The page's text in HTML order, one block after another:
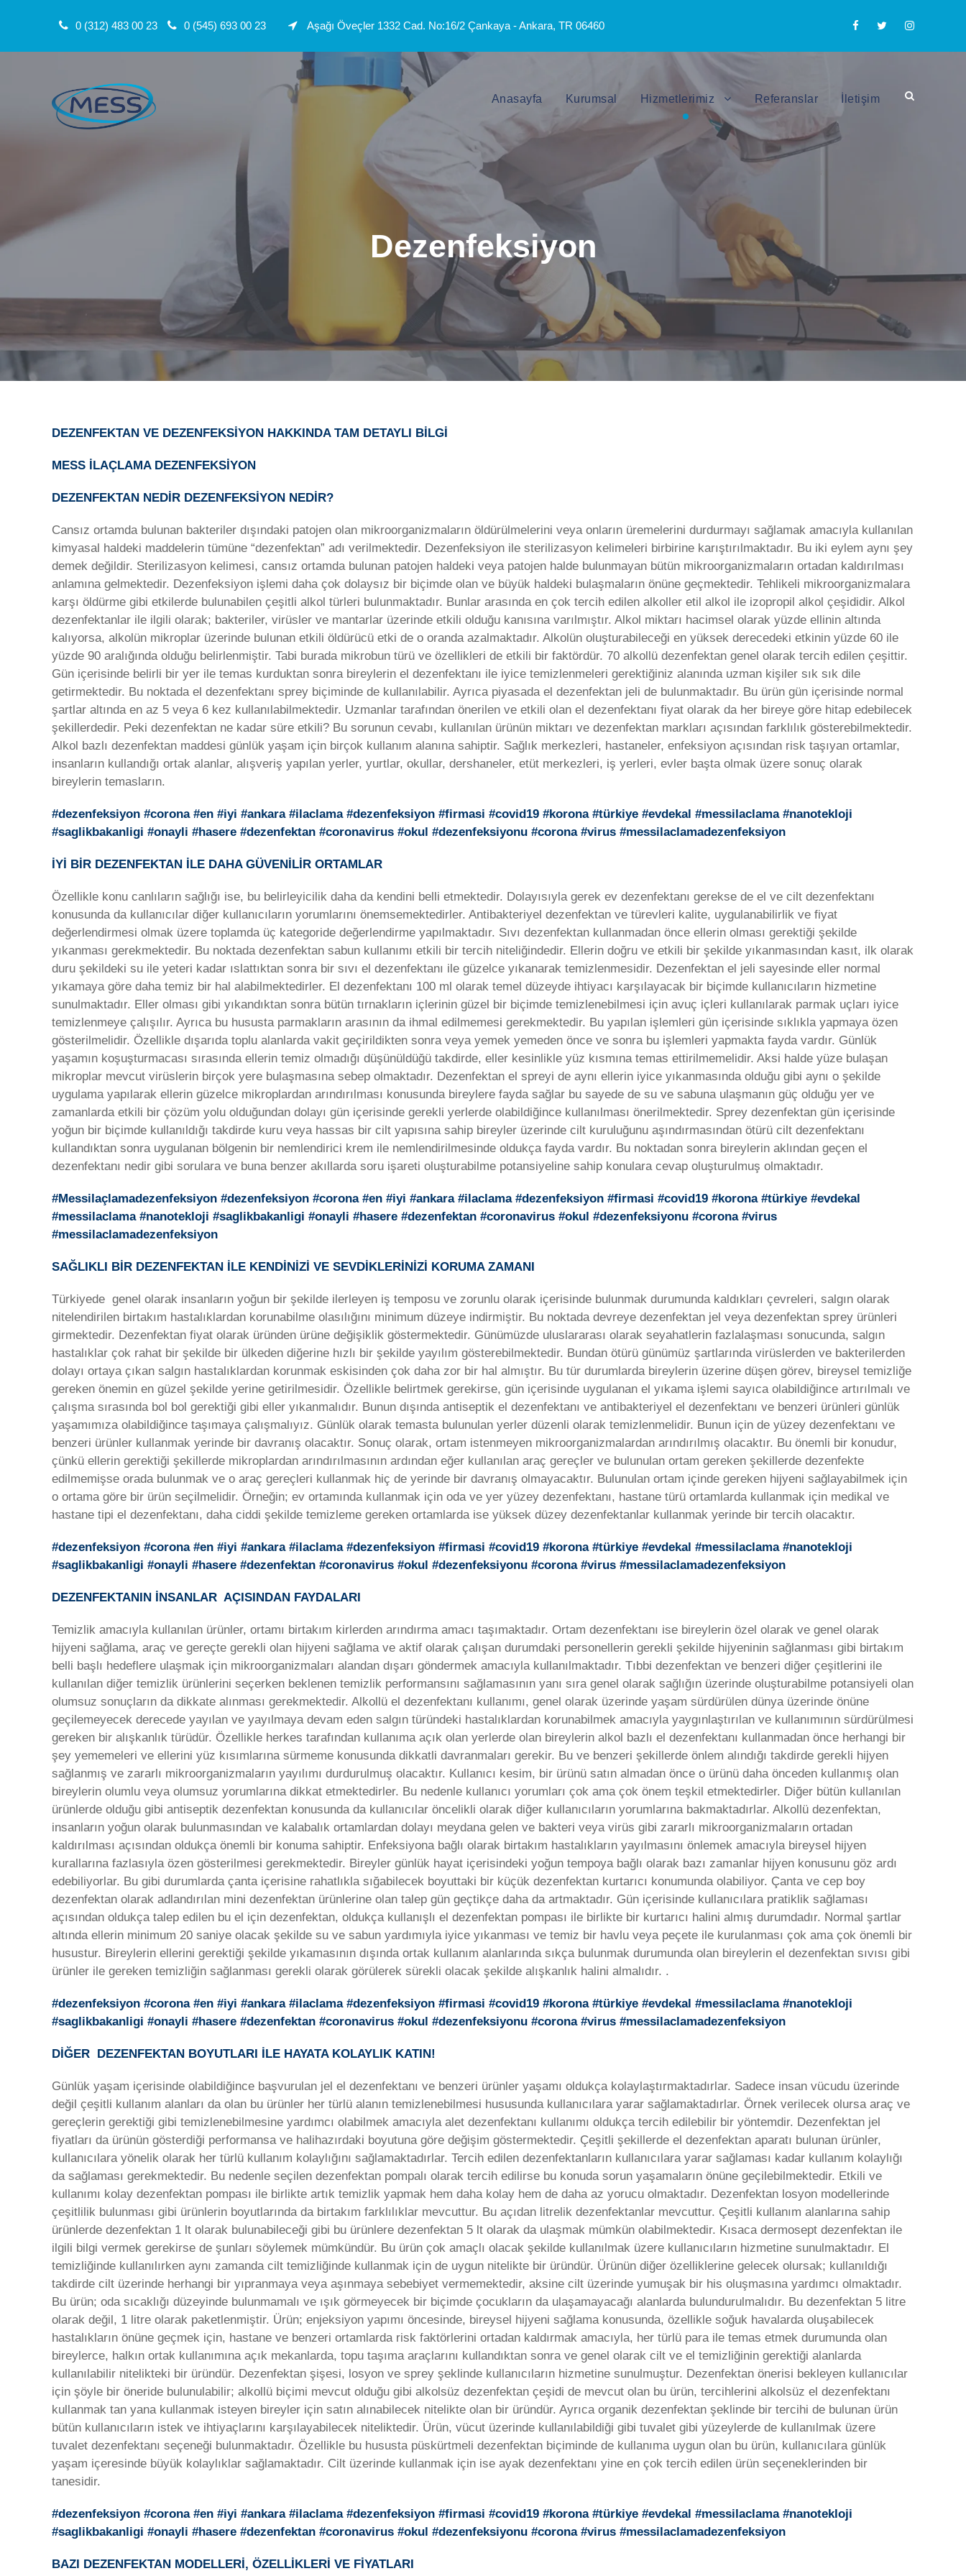
0 (312) 483 00 23 0 (545) 693 00 23 Aşağı Öveçler 1332 Cad. No:16/2 Çankaya - Ankara, TR 06460
Anasayfa Kurumsal Hizmetlerimiz Referanslar İletişim
Dezenfeksiyon
DEZENFEKTAN VE DEZENFEKSİYON HAKKINDA TAM DETAYLI BİLGİ
MESS İLAÇLAMA DEZENFEKSİYON
DEZENFEKTAN NEDİR DEZENFEKSİYON NEDİR?
Cansız ortamda bulunan bakteriler dışındaki patojen olan mikroorganizmaların öldürülmelerini veya onların üremelerini durdurmayı sağlamak amacıyla kullanılan
kimyasal haldeki maddelerin tümüne “dezenfektan” adı verilmektedir. Dezenfeksiyon ile sterilizasyon kelimeleri birbirine karıştırılmaktadır. Bu iki eylem aynı şey
demek değildir. Sterilizasyon kelimesi, cansız ortamda bulunan patojen haldeki veya patojen halde bulunmayan bütün mikroorganizmaların ortadan kaldırılması
anlamına gelmektedir. Dezenfeksiyon işlemi daha çok dolaysız bir biçimde olan ve büyük haldeki bulaşmaların önüne geçmektedir. Tehlikeli mikroorganizmalara
karşı öldürme gibi etkilerde bulunabilen çeşitli alkol türleri bulunmaktadır. Bunlar arasında en çok tercih edilen alkoller etil alkol ile izopropil alkol çeşididir. Alkol
dezenfektanlar ile ilgili olarak; bakteriler, virüsler ve mantarlar üzerinde etkili olduğu kanısına varılmıştır. Alkol miktarı hacimsel olarak yüzde ellinin altında
kalıyorsa, alkolün mikroplar üzerinde bulunan etkili öldürücü etki de o oranda azalmaktadır. Alkolün oluşturabileceği en yüksek derecedeki etkinin yüzde 60 ile
yüzde 90 aralığında olduğu belirlenmiştir. Tabi burada mikrobun türü ve özellikleri de etkili bir faktördür. 70 alkollü dezenfektan genel olarak tercih edilen çeşittir.
Gün içerisinde belirli bir yer ile temas kurduktan sonra bireylerin el dezenfektanı ile iyice temizlenmeleri gerektiğiniz alanında uzman kişiler sık sık dile
getirmektedir. Bu noktada el dezenfektanı sprey biçiminde de kullanılabilir. Ayrıca piyasada el dezenfektan jeli de bulunmaktadır. Bu ürün gün içerisinde normal
şartlar altında en az 5 veya 6 kez kullanılabilmektedir. Uzmanlar tarafından önerilen ve etkili olan el dezenfektanı fiyat olarak da her bireye göre hitap edebilecek
şekillerdedir. Peki dezenfektan ne kadar süre etkili? Bu sorunun cevabı, kullanılan ürünün miktarı ve dezenfektan markları açısından farklılık gösterebilmektedir.
Alkol bazlı dezenfektan maddesi günlük yaşam için birçok kullanım alanına sahiptir. Sağlık merkezleri, hastaneler, enfeksiyon açısından risk taşıyan ortamlar,
insanların kullandığı ortak alanlar, alışveriş yapılan yerler, yurtlar, okullar, dershaneler, etüt merkezleri, iş yerleri, evler başta olmak üzere sonuç olarak
bireylerin temasların.
#dezenfeksiyon #corona #en #iyi #ankara #ilaclama #dezenfeksiyon #firmasi #covid19 #korona #türkiye #evdekal #messilaclama #nanotekloji
#saglikbakanligi #onayli #hasere #dezenfektan #coronavirus #okul #dezenfeksiyonu #corona #virus #messilaclamadezenfeksiyon
İYİ BİR DEZENFEKTAN İLE DAHA GÜVENİLİR ORTAMLAR
Özellikle konu canlıların sağlığı ise, bu belirleyicilik daha da kendini belli etmektedir. Dolayısıyla gerek ev dezenfektanı gerekse de el ve cilt dezenfektanı
konusunda da kullanıcılar diğer kullanıcıların yorumlarını önemsemektedirler. Antibakteriyel dezenfektan ve türevleri kalite, uygulanabilirlik ve fiyat
değerlendirmesi olmak üzere toplamda üç kategoride değerlendirme yapılmaktadır. Sıvı dezenfektan kullanmadan önce ellerin olması gerektiği şekilde
yıkanması gerekmektedir. Bu noktada dezenfektan sabun kullanımı etkili bir tercih niteliğindedir. Ellerin doğru ve etkili bir şekilde yıkanmasından kasıt, ilk olarak
duru şekildeki su ile yeteri kadar ıslattıktan sonra bir sıvı el dezenfektanı ile güzelce yıkanarak temizlenmesidir. Dezenfektan el jeli sayesinde eller normal
yıkamaya göre daha temiz bir hal alabilmektedirler. El dezenfektanı 100 ml olarak temel düzeyde ihtiyacı karşılayacak bir biçimde kullanıcıların hizmetine
sunulmaktadır. Eller olması gibi yıkandıktan sonra bütün tırnakların içlerinin güzel bir biçimde temizlenebilmesi için avuç içleri kullanılarak parmak uçları iyice
temizlenmeye çalışılır. Ayrıca bu hususta parmakların arasının da ihmal edilmemesi gerekmektedir. Bu yapılan işlemleri gün içerisinde sıklıkla yapmaya özen
gösterilmelidir. Özellikle dışarıda toplu alanlarda vakit geçirildikten sonra veya yemek yemeden önce ve sonra bu işlemleri yapmakta fayda vardır. Günlük
yaşamın koşuşturmacası sırasında ellerin temiz olmadığı düşünüldüğü takdirde, eller kesinlikle yüz kısmına temas ettirilmemelidir. Aksi halde yüze bulaşan
mikroplar mevcut virüslerin birçok yere bulaşmasına sebep olmaktadır. Dezenfektan el spreyi de aynı ellerin iyice yıkanmasında olduğu gibi aynı o şekilde
uygulama yapılarak ellerin güzelce mikroplardan arındırılması konusunda bireylere fayda sağlar bu sayede de su ve sabuna ulaşmanın güç olduğu yer ve
zamanlarda etkili bir çözüm yolu olduğundan dolayı gün içerisinde gerekli yerlerde olabildiğince kullanılması önerilmektedir. Sprey dezenfektan gün içerisinde
yoğun bir biçimde kullanıldığı takdirde kuru veya hassas bir cilt yapısına sahip bireyler üzerinde cilt kuruluğunu aşındırmasından ötürü cilt dezenfektanı
kullandıktan sonra uygulanan bölgenin bir nemlendirici krem ile nemlendirilmesinde oldukça fayda vardır. Bu noktadan sonra bireylerin aklından geçen el
dezenfektanı nedir gibi sorulara ve buna benzer akıllarda soru işareti oluşturabilme potansiyeline sahip konulara cevap oluşturulmuş olmaktadır.
#Messilaçlamadezenfeksiyon #dezenfeksiyon #corona #en #iyi #ankara #ilaclama #dezenfeksiyon #firmasi #covid19 #korona #türkiye #evdekal
#messilaclama #nanotekloji #saglikbakanligi #onayli #hasere #dezenfektan #coronavirus #okul #dezenfeksiyonu #corona #virus
#messilaclamadezenfeksiyon
SAĞLIKLI BİR DEZENFEKTAN İLE KENDİNİZİ VE SEVDİKLERİNİZİ KORUMA ZAMANI
Türkiyede genel olarak insanların yoğun bir şekilde ilerleyen iş temposu ve zorunlu olarak içerisinde bulunmak durumunda kaldıkları çevreleri, salgın olarak
nitelendirilen birtakım hastalıklardan korunabilme olasılığını minimum düzeye indirmiştir. Bu noktada devreye dezenfektan jel veya dezenfektan sprey ürünleri
girmektedir. Dezenfektan fiyat olarak üründen ürüne değişiklik göstermektedir. Günümüzde uluslararası olarak seyahatlerin fazlalaşması sonucunda, salgın
hastalıklar çok rahat bir şekilde bir ülkeden diğerine hızlı bir şekilde yayılım gösterebilmektedir. Bundan ötürü günümüz şartlarında virüslerden ve bakterilerden
dolayı ortaya çıkan salgın hastalıklardan korunmak eskisinden çok daha zor bir hal almıştır. Bu tür durumlarda bireylerin üzerine düşen görev, bireysel temizliğe
gereken önemin en güzel şekilde yerine getirilmesidir. Özellikle belirtmek gerekirse, gün içerisinde uygulanan el yıkama işlemi sayıca olabildiğince artırılmalı ve
çalışma sırasında bol bol gerektiği gibi eller yıkanmalıdır. Bunun dışında antiseptik el dezenfektanı ve antibakteriyel el dezenfektanı ve benzeri ürünleri günlük
yaşamımıza olabildiğince taşımaya çalışmalıyız. Günlük olarak temasta bulunulan yerler düzenli olarak temizlenmelidir. Bunun için de yüzey dezenfektanı ve
benzeri ürünler kullanmak yerinde bir davranış olacaktır. Sonuç olarak, ortam istenmeyen mikroorganizmalardan arındırılmış olacaktır. Bu önemli bir konudur,
çünkü ellerin gerektiği şekillerde mikroplardan arındırılmasının ardından eğer kullanılan araç gereçler ve bulunulan ortam gereken şekillerde dezenfekte
edilmemişse orada bulunmak ve o araç gereçleri kullanmak hiç de yerinde bir davranış olmayacaktır. Bulunulan ortam içinde gereken hijyeni sağlayabilmek için
o ortama göre bir ürün seçilmelidir. Örneğin; ev ortamında kullanmak için oda ve yer yüzey dezenfektanı, hastane türü ortamlarda kullanmak için medikal ve
hastane tipi el dezenfektanı, daha ciddi şekilde temizleme gereken ortamlarda ise yüksek düzey dezenfektanlar kullanmak yerinde bir tercih olacaktır.
#dezenfeksiyon #corona #en #iyi #ankara #ilaclama #dezenfeksiyon #firmasi #covid19 #korona #türkiye #evdekal #messilaclama #nanotekloji
#saglikbakanligi #onayli #hasere #dezenfektan #coronavirus #okul #dezenfeksiyonu #corona #virus #messilaclamadezenfeksiyon
DEZENFEKTANIN İNSANLAR AÇISINDAN FAYDALARI
Temizlik amacıyla kullanılan ürünler, ortamı birtakım kirlerden arındırma amacı taşımaktadır. Ortam dezenfektanı ise bireylerin özel olarak ve genel olarak
hijyeni sağlama, araç ve gereçte gerekli olan hijyeni sağlama ve aktif olarak çalışan durumdaki personellerin gerekli şekilde hijyeninin sağlanması gibi birtakım
belli başlı hedeflere ulaşmak için mikroorganizmaları alandan dışarı göndermek amacıyla kullanılmaktadır. Tıbbi dezenfektan ve benzeri diğer çeşitlerini ile
kullanılan diğer temizlik ürünlerini seçerken beklenen temizlik performansını sağlamasının yanı sıra genel olarak sağlığın üzerinde oluşturabilme potansiyeli olan
olumsuz sonuçların da dikkate alınması gerekmektedir. Alkollü el dezenfektanı kullanımı, genel olarak üzerinde yaşam sürdürülen dünya üzerinde önüne
geçilemeyecek derecede yayılan ve yayılmaya devam eden salgın türündeki hastalıklardan korunabilmek amacıyla yaygınlaştırılan ve kullanımının sürdürülmesi
gereken bir alışkanlık türüdür. Özellikle herkes tarafından kullanıma açık olan yerlerde olan bireylerin alkol bazlı el dezenfektanı kullanmadan önce herhangi bir
şey yememeleri ve ellerini yüz kısımlarına sürmeme konusunda dikkatli davranmaları gerekir. Bu ve benzeri şekillerde önlem alındığı takdirde gerekli hijyen
sağlanmış ve zararlı mikroorganizmaların yayılımı durdurulmuş olacaktır. Kullanıcı kesim, bir ürünü satın almadan önce o ürünü daha önceden kullanmış olan
bireylerin olumlu veya olumsuz yorumlarına dikkat etmektedirler. Bu nedenle kullanıcı yorumları çok ama çok önem teşkil etmektedirler. Diğer bütün kullanılan
ürünlerde olduğu gibi antiseptik dezenfektan konusunda da kullanıcılar öncelikli olarak diğer kullanıcıların yorumlarına bakmaktadırlar. Alkollü dezenfektan,
insanların yoğun olarak bulunmasından ve kalabalık ortamlardan dolayı meydana gelen ve bakteri veya virüs gibi zararlı mikroorganizmaların ortadan
kaldırılması açısından oldukça önemli bir konuma sahiptir. Enfeksiyona bağlı olarak birtakım hastalıkların yayılmasını önlemek amacıyla bireysel hijyen
kurallarına fazlasıyla özen gösterilmesi gerekmektedir. Bireyler günlük hayat içerisindeki yoğun tempoya bağlı olarak bazı zamanlar hijyen konusunu göz ardı
edebiliyorlar. Bu gibi durumlarda çanta içerisine rahatlıkla sığabilecek boyuttaki bir küçük dezenfektan kurtarıcı konumunda olabiliyor. Çanta ve cep boy
dezenfektan olarak adlandırılan mini dezenfektan ürünlerine olan talep gün geçtikçe daha da artmaktadır. Gün içerisinde kullanıcılara pratiklik sağlaması
açısından oldukça talep edilen bu el için dezenfektan, oldukça kullanışlı el dezenfektan pompası ile birlikte bir kurtarıcı halini almış durumdadır. Normal şartlar
altında ellerin minimum 20 saniye olacak şekilde su ve sabun yardımıyla iyice yıkanması ve temiz bir havlu veya peçete ile kurulanması çok ama çok önemli bir
husustur. Bireylerin ellerini gerektiği şekilde yıkamasının dışında ortak kullanım alanlarında sıkça bulunmak durumunda olan bireylerin el dezenfektan sıvısı gibi
ürünler ile gereken temizliğin sağlanması gerekli olarak görülerek sürekli olacak şekilde alışkanlık halini almalıdır. .
#dezenfeksiyon #corona #en #iyi #ankara #ilaclama #dezenfeksiyon #firmasi #covid19 #korona #türkiye #evdekal #messilaclama #nanotekloji
#saglikbakanligi #onayli #hasere #dezenfektan #coronavirus #okul #dezenfeksiyonu #corona #virus #messilaclamadezenfeksiyon
DİĞER DEZENFEKTAN BOYUTLARI İLE HAYATA KOLAYLIK KATIN!
Günlük yaşam içerisinde olabildiğince başvurulan jel el dezenfektanı ve benzeri ürünler yaşamı oldukça kolaylaştırmaktadırlar. Sadece insan vücudu üzerinde
değil çeşitli kullanım alanları da olan bu ürünler her türlü alanın temizlenebilmesi hususunda kullanıcılara yarar sağlamaktadırlar. Örnek verilecek olursa araç ve
gereçlerin gerektiği gibi temizlenebilmesine yardımcı olabilmek amacıyla alet dezenfektanı kullanımı oldukça tercih edilebilir bir yöntemdir. Dezenfektan jel
fiyatları da ürünün gösterdiği performansa ve halihazırdaki boyutuna göre değişim göstermektedir. Çeşitli şekillerde el dezenfektan aparatı bulunan ürünler,
kullanıcılara yönelik olarak her türlü kullanım kolaylığını sağlamaktadırlar. Tercih edilen dezenfektanların kullanıcılara yarar sağlaması kadar kullanım kolaylığı
da sağlaması gerekmektedir. Bu nedenle seçilen dezenfektan pompalı olarak tercih edilirse bu konuda sorun yaşamaların önüne geçilebilmektedir. Etkili ve
kullanımı kolay dezenfektan pompası ile birlikte artık temizlik yapmak hem daha kolay hem de daha az yorucu olmaktadır. Dezenfektan losyon modellerinde
çeşitlilik bulunması gibi ürünlerin boyutlarında da birtakım farklılıklar mevcuttur. Bu açıdan litrelik dezenfektanlar mevcuttur. Çeşitli kullanım alanlarına sahip
ürünlerde dezenfektan 1 lt olarak bulunabileceği gibi bu ürünlere dezenfektan 5 lt olarak da ulaşmak mümkün olabilmektedir. Kısaca dermosept dezenfektan ile
ilgili bilgi vermek gerekirse de şunları söylemek mümkündür. Bu ürün çok amaçlı olacak şekilde kullanılmak üzere kullanıcıların hizmetine sunulmaktadır. El
temizliğinde kullanılırken aynı zamanda cilt temizliğinde kullanmak için de uygun nitelikte bir üründür. Ürünün diğer özelliklerine gelecek olursak; kullanıldığı
takdirde cilt üzerinde herhangi bir yıpranmaya veya aşınmaya sebebiyet vermemektedir, aksine cilt üzerinde yumuşak bir his oluşmasına yardımcı olmaktadır.
Bu ürün; oda sıcaklığı düzeyinde bulunmamalı ve ışık görmeyecek bir biçimde çocukların da ulaşamayacağı alanlarda bulundurulmalıdır. Bu dezenfektan 5 litre
olarak değil, 1 litre olarak paketlenmiştir. Ürün; enjeksiyon yapımı öncesinde, bireysel hijyeni sağlama konusunda, özellikle soğuk havalarda oluşabilecek
hastalıkların önüne geçmek için, hastane ve benzeri ortamlarda risk faktörlerini ortadan kaldırmak amacıyla, her türlü para ile temas etmek durumunda olan
bireylerce, halkın ortak kullanımına açık mekanlarda, topu taşıma araçlarını kullandıktan sonra ve genel olarak cilt ve el temizliğinin gerektiği alanlarda
kullanılabilir nitelikteki bir üründür. Dezenfektan şişesi, losyon ve sprey şeklinde kullanıcıların hizmetine sunulmuştur. Dezenfektan önerisi bekleyen kullanıcılar
için şöyle bir öneride bulunulabilir; alkollü biçimi mevcut olduğu gibi alkolsüz dezenfektan çeşidi de mevcut olan bu ürün, tercihlerini alkolsüz el dezenfektanı
kullanmak tan yana kullanmak isteyen bireyler için satın alınabilecek nitelikte olan bir üründür. Ayrıca organik dezenfektan şeklinde bir tercihi de bulunan ürün
bütün kullanıcıların istek ve ihtiyaçlarını karşılayabilecek niteliktedir. Ürün, vücut üzerinde kullanılabildiği gibi tuvalet gibi yüzeylerde de kullanılmak üzere
tuvalet dezenfektanı seçeneği bulunmaktadır. Özellikle bu hususta püskürtmeli dezenfektan biçiminde de kullanıma uygun olan bu ürün, kullanıcılara günlük
yaşam içeresinde büyük kolaylıklar sağlamaktadır. Cilt üzerinde kullanmak için ise ayak dezenfektanı yine en çok tercih edilen ürün seçeneklerinden bir
tanesidir.
#dezenfeksiyon #corona #en #iyi #ankara #ilaclama #dezenfeksiyon #firmasi #covid19 #korona #türkiye #evdekal #messilaclama #nanotekloji
#saglikbakanligi #onayli #hasere #dezenfektan #coronavirus #okul #dezenfeksiyonu #corona #virus #messilaclamadezenfeksiyon
BAZI DEZENFEKTAN MODELLERİ, ÖZELLİKLERİ VE FİYATLARI